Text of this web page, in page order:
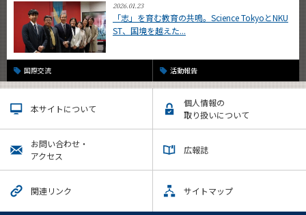
2026.01.23
「志」を育む教育の共鳴。Science TokyoとNKU
ST、国境を越えた...
国際交流 活動報告
本サイトについて
個人情報の
取り扱いについて
お問い合わせ・
アクセス
広報誌
関連リンク サイトマップ